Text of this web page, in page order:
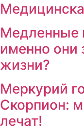
Медленные
именно они
жизни?
Меркурий
Скорпион:
лечат!